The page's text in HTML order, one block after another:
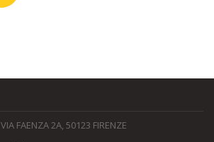
VIA FAENZA 2A, 50123 FIRENZE